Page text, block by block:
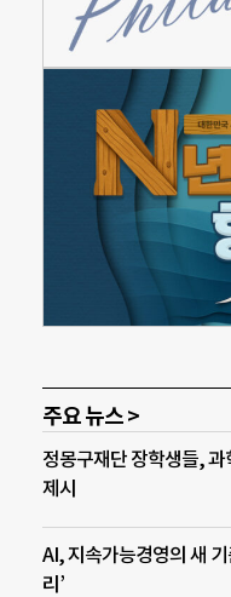
주요 뉴스 >
정몽구재단 장학생들, 과
제시
AI, 지속가능경영의 새
리’